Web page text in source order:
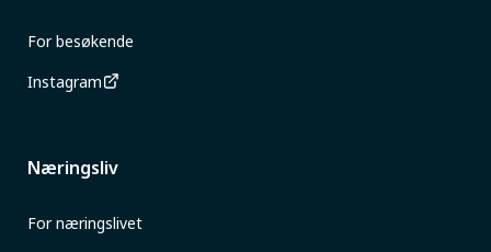
For besøkende
Instagram
Næringsliv
For næringslivet